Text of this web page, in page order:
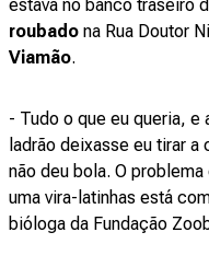
estava no banco traseiro
roubado na Rua Doutor
Viamão.
- Tudo o que eu queria,
ladrão deixasse eu tirar
não deu bola. O
uma vira-latinhas está
bióloga da Fundação